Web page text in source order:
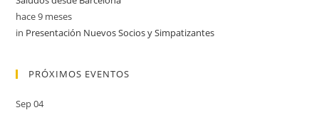
hace 9 meses
in Presentación Nuevos Socios y Simpatizantes
PRÓXIMOS EVENTOS
Sep04